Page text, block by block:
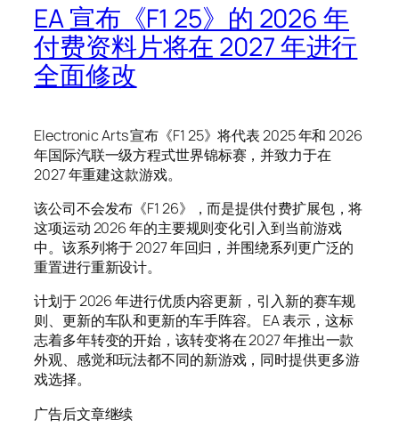
EA 宣布《F1 25》的 2026 年
付费资料片将在 2027 年进行
全面修改
Electronic Arts 宣布《F1 25》将代表 2025 年和 2026
年国际汽联一级方程式世界锦标赛，并致力于在
2027 年重建这款游戏。
该公司不会发布《F1 26》，而是提供付费扩展包，将
这项运动 2026 年的主要规则变化引入到当前游戏
中。该系列将于 2027 年回归，并围绕系列更广泛的
重置进行重新设计。
计划于 2026 年进行优质内容更新，引入新的赛车规
则、更新的车队和更新的车手阵容。 EA 表示，这标
志着多年转变的开始，该转变将在 2027 年推出一款
外观、感觉和玩法都不同的新游戏，同时提供更多游
戏选择。
广告后文章继续